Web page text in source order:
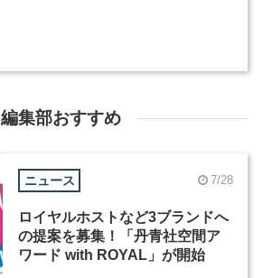
編集部おすすめ
ニュース 7/28
ロイヤルホストなど3ブランドへ
の提案を募集！「丹青社空間ア
ワード with ROYAL」が開始